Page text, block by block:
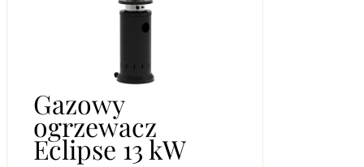
Gazowy
ogrzewacz
Eclipse 13 kW